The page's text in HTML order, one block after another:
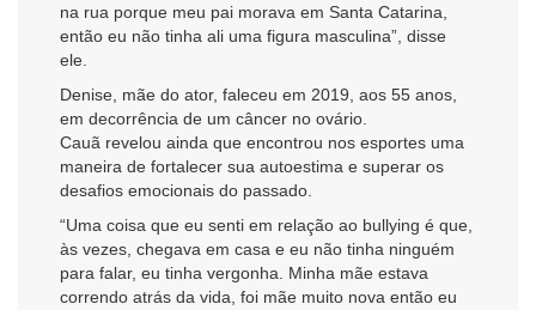
na rua porque meu pai morava em Santa Catarina,
então eu não tinha ali uma figura masculina”, disse
ele.
Denise, mãe do ator, faleceu em 2019, aos 55 anos,
em decorrência de um câncer no ovário.
Cauã revelou ainda que encontrou nos esportes uma
maneira de fortalecer sua autoestima e superar os
desafios emocionais do passado.
“Uma coisa que eu senti em relação ao bullying é que,
às vezes, chegava em casa e eu não tinha ninguém
para falar, eu tinha vergonha. Minha mãe estava
correndo atrás da vida, foi mãe muito nova então eu